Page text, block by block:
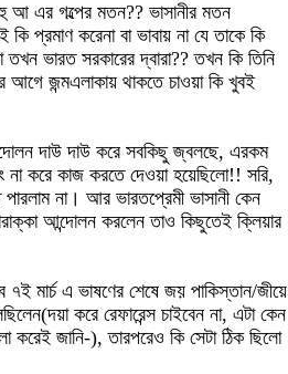
আ এর গল্পের মতন?? ভাসানীর মতন
প্রমাণ করেনা বা ভাবায় না যে তাকে কি
তখন ভারত সরকারের দ্বারা?? তখন কি তিনি
আগে জন্মএলাকায় থাকতে চাওয়া কি খুবই
দাউ দাউ করে সবকিছু জ্বলছে, এরকম
না করে কাজ করতে দেওয়া হয়েছিলো!! সরি,
না। আর ভারতপ্রেমী ভাসানী কেন
আন্দোলন করলেন তাও কিছুতেই ক্লিয়ার
মার্চ এ ভাষণের শেষে জয় পাকিস্তান/জীয়ে
করে রেফারেন্স চাইবেন না, এটা কেন
করেই জানি-), তারপরেও কি সেটা ঠিক ছিলো